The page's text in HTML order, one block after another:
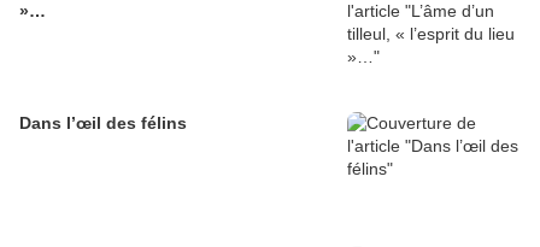
»…
Dans l’œil des félins